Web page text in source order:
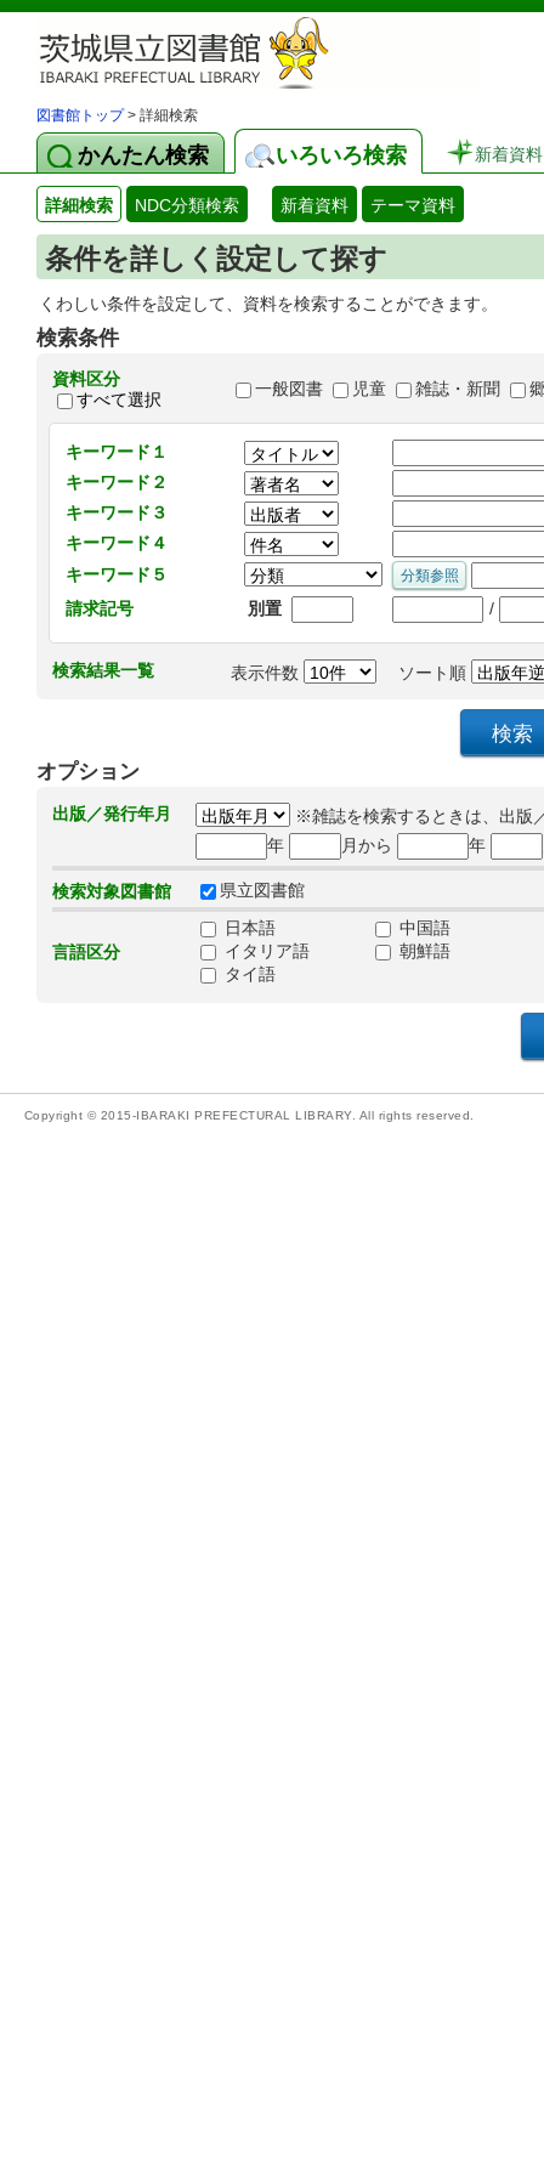
図書館トップ> 詳細検索
かんたん検索 いろいろ検索 新着資料
詳細検索 NDC分類検索 新着資料 テーマ資料
条件を詳しく設定して探す
くわしい条件を設定して、資料を検索することができます。
検索条件
資料区分
すべて選択
一般図書 児童 雑誌・新聞
キーワード１
キーワード２
キーワード３
キーワード４
キーワード５
請求記号
別置 /
検索結果一覧 表示件数 ソート順
オプション
出版／発行年月
※雑誌を検索するときは、出版
年
月から 年
検索対象図書館 県立図書館
言語区分
日本語
中国語
イタリア語
朝鮮語
タイ語
Copyright © 2015-IBARAKI PREFECTURAL LIBRARY. All rights reserved.